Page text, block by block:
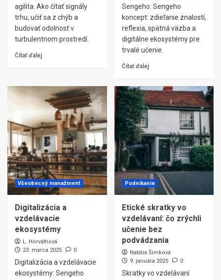
agilita. Ako čítať signály
trhu, učiť sa z chýb a
budovať odolnosť v
turbulentnom prostredí.
Čítať ďalej
Sengeho: Sengeho
koncept: zdieľanie znalostí,
reflexia, spätná väzba a
digitálne ekosystémy pre
trvalé učenie.
Čítať ďalej
Všeobecný manažment
Digitalizácia a
vzdelávacie
ekosystémy
L. Horváthová
23. marca 2025
0
Digitalizácia a vzdelávacie
ekosystémy: Sengeho
Podnikanie
Etické skratky vo
vzdelávaní: čo zrýchli
učenie bez
podvádzania
Natália Šimková
9. januára 2025
0
Skratky vo vzdelávaní